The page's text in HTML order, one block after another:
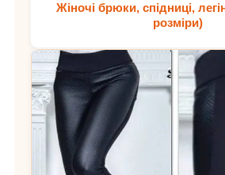
Жіночі брюки, спідниці,
розміри)